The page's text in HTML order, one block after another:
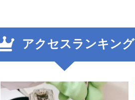
アクセスランキング
2